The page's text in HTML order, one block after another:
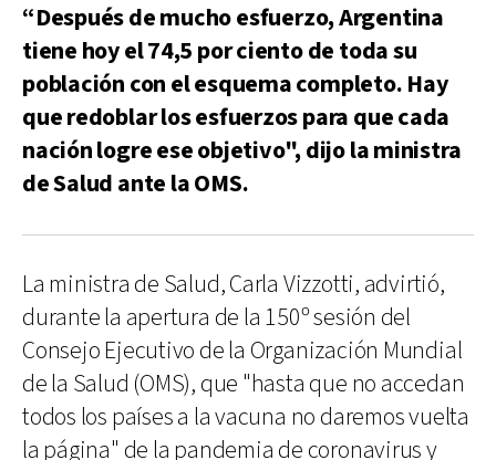
“Después de mucho esfuerzo, Argentina
tiene hoy el 74,5 por ciento de toda su
población con el esquema completo. Hay
que redoblar los esfuerzos para que cada
nación logre ese objetivo", dijo la ministra
de Salud ante la OMS.
La ministra de Salud, Carla Vizzotti, advirtió,
durante la apertura de la 150º sesión del
Consejo Ejecutivo de la Organización Mundial
de la Salud (OMS), que "hasta que no accedan
todos los países a la vacuna no daremos vuelta
la página" de la pandemia de coronavirus y